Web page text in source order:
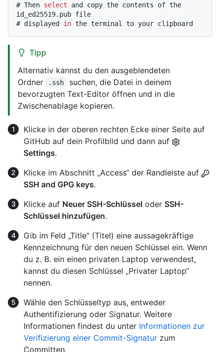
# Then select and copy the contents of the
id_ed25519.pub file
# displayed in the terminal to your clipboard
Tipp
Alternativ kannst du den ausgeblendeten
Ordner
.ssh
suchen, die Datei in deinem
bevorzugten Text-Editor öffnen und in die
Zwischenablage kopieren.
Klicke in der oberen rechten Ecke einer Seite auf
GitHub auf dein Profilbild und dann auf
Settings.
Klicke im Abschnitt „Access“ der Randleiste auf
SSH and GPG keys.
Klicke auf Neuer SSH-Schlüssel oder SSH-
Schlüssel hinzufügen.
Gib im Feld „Title“ (Titel) eine aussagekräftige
Kennzeichnung für den neuen Schlüssel ein. Wenn
du z. B. ein einen privaten Laptop verwendest,
kannst du diesen Schlüssel „Privater Laptop“
nennen.
Wähle den Schlüsseltyp aus, entweder
Authentifizierung oder Signatur. Weitere
Informationen findest du unter Informationen zur
Verifizierung einer Commit-Signatur zum
Committen.